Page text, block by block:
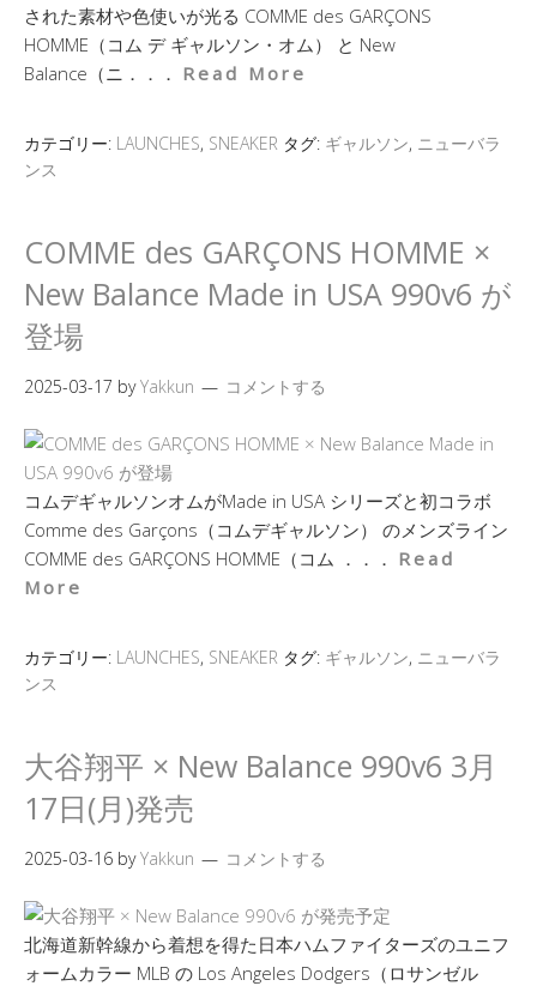
された素材や色使いが光る COMME des GARÇONS
HOMME（コム デ ギャルソン・オム） と New
Balance（ニ．．． Read More
カテゴリー: LAUNCHES, SNEAKER タグ: ギャルソン, ニューバラ
ンス
COMME des GARÇONS HOMME ×
New Balance Made in USA 990v6 が
登場
2025-03-17 byYakkun コメントする
コムデギャルソンオムがMade in USA シリーズと初コラボ
Comme des Garçons（コムデギャルソン） のメンズライン
COMME des GARÇONS HOMME（コム ．．． Read
More
カテゴリー: LAUNCHES, SNEAKER タグ: ギャルソン, ニューバラ
ンス
大谷翔平 × New Balance 990v6 3月
17日(月)発売
2025-03-16 byYakkun コメントする
北海道新幹線から着想を得た日本ハムファイターズのユニフ
ォームカラー MLB の Los Angeles Dodgers（ロサンゼル